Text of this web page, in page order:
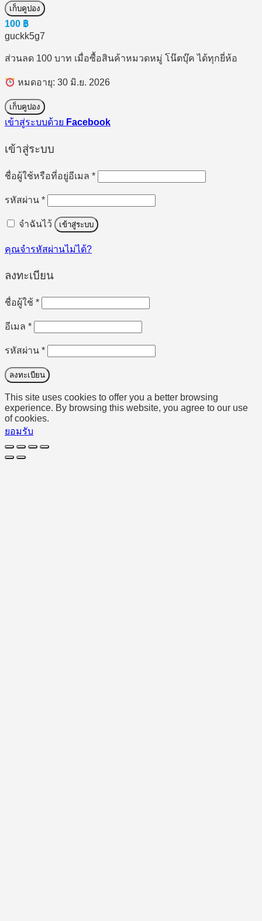
เก็บคูปอง
100 ฿
guckk5g7
ส่วนลด 100 บาท เมื่อซื้อสินค้าหมวดหมู่ โน๊ตบุ๊ค ได้ทุกยี่ห้อ
หมดอายุ: 30 มิ.ย. 2026
เก็บคูปอง
เข้าสู่ระบบด้วย Facebook
เข้าสู่ระบบ
ชื่อผู้ใช้หรือที่อยู่อีเมล *ต้องการ
รหัสผ่าน *ต้องการ
จำฉันไว้ เข้าสู่ระบบ
คุณจำรหัสผ่านไม่ได้?
ลงทะเบียน
ชื่อผู้ใช้ *ต้องการ
อีเมล *ต้องการ
รหัสผ่าน *ต้องการ
ลงทะเบียน
This site uses cookies to offer you a better browsing
experience. By browsing this website, you agree to our use
of cookies.
ยอมรับ